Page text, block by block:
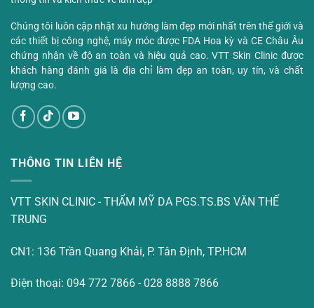
Chúng tôi luôn cập nhật xu hướng làm đẹp mới nhất trên thế giới và
các thiết bị công nghệ, máy móc được FDA Hoa kỳ và CE Châu Âu
chứng nhận về độ an toàn và hiệu quả cao. VTT Skin Clinic được
khách hàng đánh giá là địa chỉ làm đẹp an toàn, uy tín, và chất
lượng cao.
THÔNG TIN LIÊN HỆ
VTT SKIN CLINIC - THẨM MỸ DA PGS.TS.BS VĂN THẾ
TRUNG
CN1: 136 Trần Quang Khải, P. Tân Định, TP.HCM
Điện thoại: 094 772 7866 - 028 8888 7866